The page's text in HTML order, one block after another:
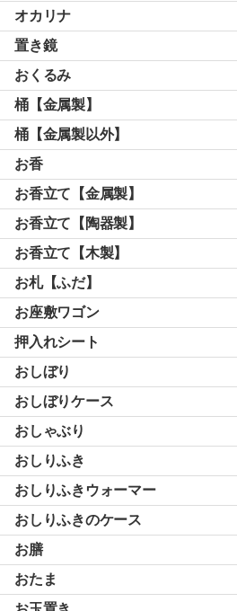
オカリナ
置き鏡
おくるみ
桶【金属製】
桶【金属製以外】
お香
お香立て【金属製】
お香立て【陶器製】
お香立て【木製】
お札【ふだ】
お座敷ワゴン
押入れシート
おしぼり
おしぼりケース
おしゃぶり
おしりふき
おしりふきウォーマー
おしりふきのケース
お膳
おたま